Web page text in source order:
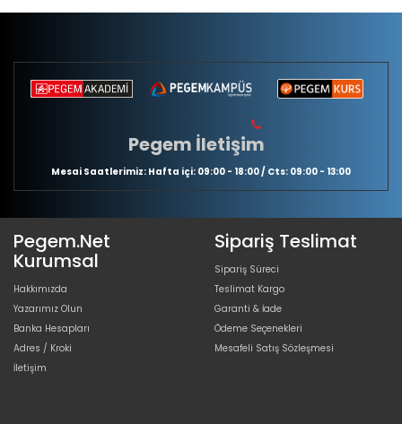
Pegem İletişim
Mesai Saatlerimiz: Hafta içi: 09:00 - 18:00 / Cts: 09:00 - 13:00
Pegem.Net
Kurumsal
Hakkımızda
Yazarımız Olun
Banka Hesapları
Adres / Kroki
İletişim
Sipariş Teslimat
Sipariş Süreci
Teslimat Kargo
Garanti & İade
Ödeme Seçenekleri
Mesafeli Satış Sözleşmesi